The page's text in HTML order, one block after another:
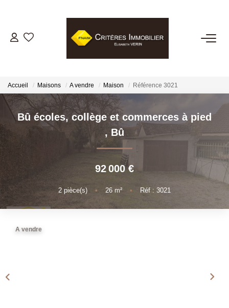
LOCATIONS
GESTION LOCATIVE
ESTIMATION
BIENS VENDUS
NOTRE AGENCE
Accueil Maisons A vendre Maison Référence 3021
Bû écoles, collège et commerces à pied
,Bû
92 000 €
2 pièce(s) • 26 m² • Réf : 3021
A vendre